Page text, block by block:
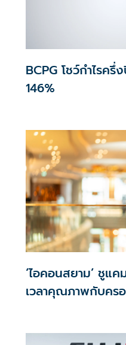
BCPG โชว์กำไรค
146%
‘ไอคอนสยาม’ ชูแ
เวลาคุณภาพกับคร